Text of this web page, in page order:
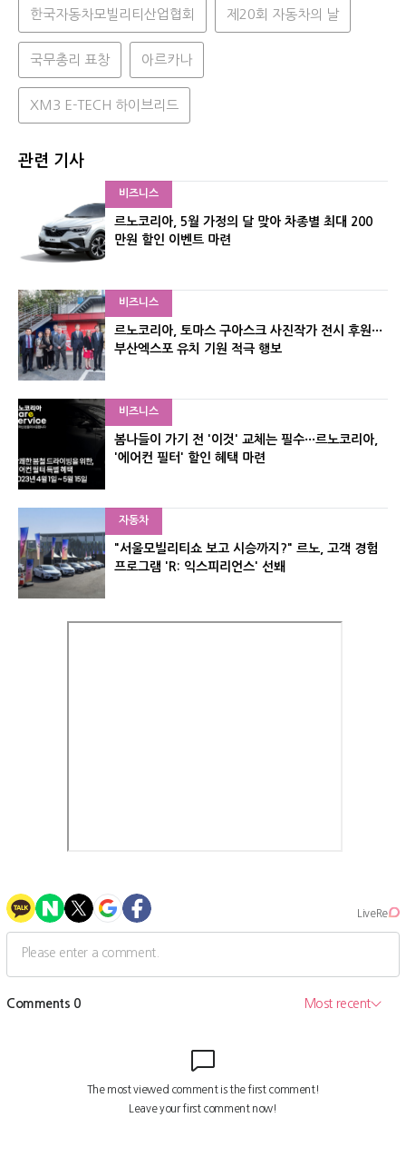
한국자동차모빌리티산업협회 제20회 자동차의 날
국무총리 표창 아르카나
XM3 E-TECH 하이브리드
관련 기사
비즈니스
르노코리아, 5월 가정의 달 맞아 차종별 최대 200
만원 할인 이벤트 마련
비즈니스
르노코리아, 토마스 구아스크 사진작가 전시 후원···
부산엑스포 유치 기원 적극 행보
비즈니스
봄나들이 가기 전 '이것' 교체는 필수···르노코리아,
'에어컨 필터' 할인 혜택 마련
자동차
"서울모빌리티쇼 보고 시승까지?" 르노, 고객 경험
프로그램 'R: 익스피리언스' 선봬